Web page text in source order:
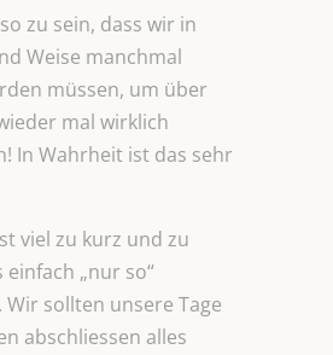
zu sein, dass wir in
Weise manchmal
müssen, um über
mal wirklich
In Wahrheit ist das sehr
viel zu kurz und zu
„nur so“
sollten unsere Tage
abschliessen alles